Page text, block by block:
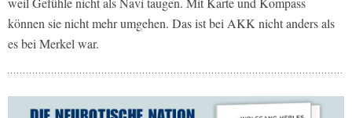
können sie nicht mehr umgehen. Das ist bei AKK nicht anders als
es bei Merkel war.